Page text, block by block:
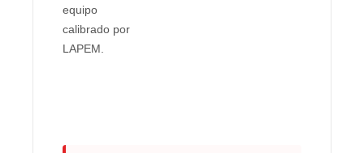
equipo
calibrado por
LAPEM.